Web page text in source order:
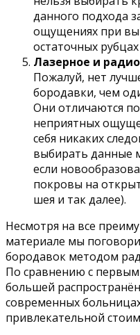
данного подхода
ощущениях при
остаточных
Лазерное и
Пожалуй, нет
бородавки, чем
Они отличаются
неприятных
себя никаких
выбирать данные
если
покровы на
шея и так далее).
Несмотря на все
материале мы
бородавок методом
По сравнению с
большей
современных
привлекательной